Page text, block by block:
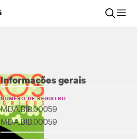
Informações gerais
NÚMERO DE REGISTRO
MDA.BIB.00059
MDA.BIB.00059